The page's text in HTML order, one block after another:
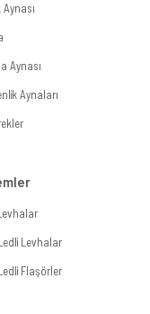
Aynası
Aynaları
Levhalar
Flaşörler